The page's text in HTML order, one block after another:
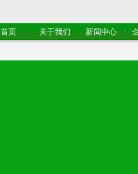
首页 关于我们 新闻中心